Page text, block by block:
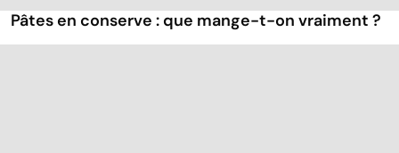
Pâtes en conserve : que mange-t-on vraiment ?